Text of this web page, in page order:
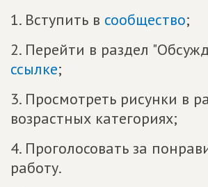
1. Вступить в сообщество;
2. Перейти в раздел
ссылке;
3. Просмотреть рисунки в
возрастных категориях;
4. Проголосовать за
работу.